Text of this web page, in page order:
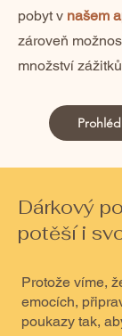
pobyt v našem
zároveň
množství
Dárkový
potěší i
Protože víme,
emocích,
poukazy tak,